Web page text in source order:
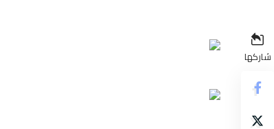
شاركها